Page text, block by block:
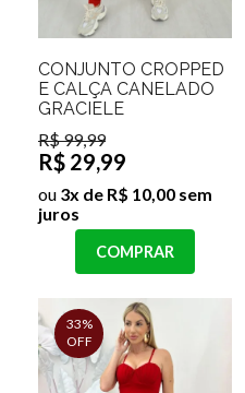
CONJUNTO CROPPED
E CALÇA CANELADO
GRACIELE
R$ 99,99
R$ 29,99
ou 3x de R$ 10,00 sem
juros
COMPRAR
33%
OFF